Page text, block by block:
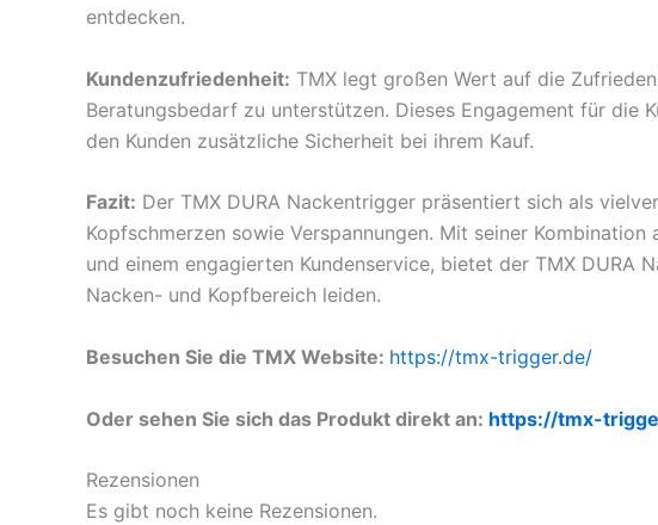
entdecken.
Kundenzufriedenheit: TMX legt großen Wert auf die
Beratungsbedarf zu unterstützen. Dieses Engagement für die
den Kunden zusätzliche Sicherheit bei ihrem Kauf.
Fazit: Der TMX DURA Nackentrigger präsentiert sich als
Kopfschmerzen sowie Verspannungen. Mit seiner
und einem engagierten Kundenservice, bietet der TMX DURA
Nacken- und Kopfbereich leiden.
Besuchen Sie die TMX Website: https://tmx-trigger.de/
Oder sehen Sie sich das Produkt direkt an: https://tmx-
Rezensionen
Es gibt noch keine Rezensionen.